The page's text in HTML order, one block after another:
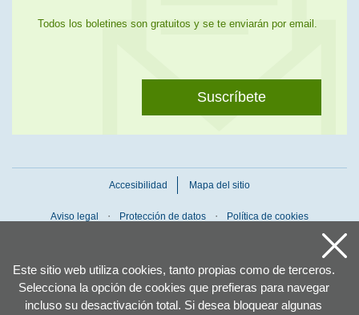
Este sitio web utiliza cookies, tanto propias como de terceros.
Selecciona la opción de cookies que prefieras para navegar
incluso su desactivación total. Si desea bloquear algunas
Todos los boletines son gratuitos y se te enviarán por email.
Suscríbete
Accesibilidad Mapa del sitio
Aviso legal Protección de datos Política de cookies